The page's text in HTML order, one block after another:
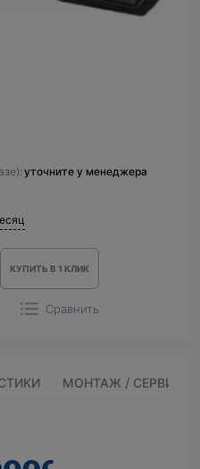
уточните у менеджера
КУПИТЬ В 1 КЛИК
Сравнить
МОНТАЖ / СЕРВИС